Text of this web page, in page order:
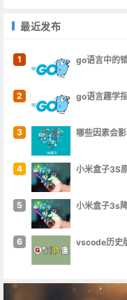
最近发布
1
go语言中的
2
go语言趣学
3
哪些因素会
4
小米盒子3S
5
小米盒子3s
6
vscode历史